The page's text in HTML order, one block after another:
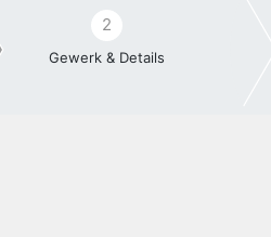
2
Gewerk & Details